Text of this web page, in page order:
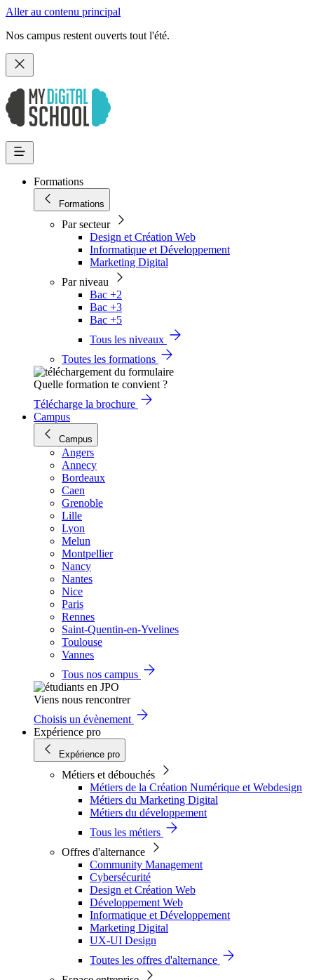
Aller au contenu principal
Nos campus restent ouverts tout l'été.
Formations
Formations
Par secteur
Design et Création Web
Informatique et Développement
Marketing Digital
Par niveau
Bac +2
Bac +3
Bac +5
Tous les niveaux
Toutes les formations
Quelle formation te convient ?
Télécharge la brochure
Campus
Campus
Angers
Annecy
Bordeaux
Caen
Grenoble
Lille
Lyon
Melun
Montpellier
Nancy
Nantes
Nice
Paris
Rennes
Saint-Quentin-en-Yvelines
Toulouse
Vannes
Tous nos campus
Viens nous rencontrer
Choisis un évènement
Expérience pro
Expérience pro
Métiers et débouchés
Métiers de la Création Numérique et Webdesign
Métiers du Marketing Digital
Métiers du développement
Tous les métiers
Offres d'alternance
Community Management
Cybersécurité
Design et Création Web
Développement Web
Informatique et Développement
Marketing Digital
UX-UI Design
Toutes les offres d'alternance